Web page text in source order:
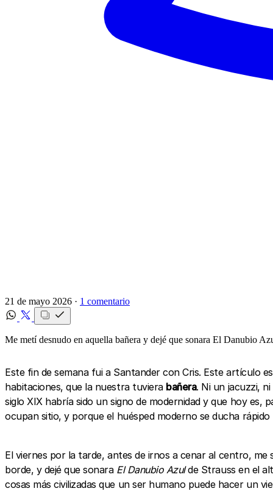
21 de mayo 2026 · 1 comentario
Me metí desnudo en aquella bañera y dejé que sonara El Danubio
Este fin de semana fui a Santander con Cris. Este artículo
habitaciones, que la nuestra tuviera bañera. Ni un jacuzzi,
siglo XIX habría sido un signo de modernidad y que hoy es,
ocupan sitio, y porque el huésped moderno se ducha
El viernes por la tarde, antes de irnos a cenar al centro,
borde, y dejé que sonara El Danubio Azulde Strauss en el
cosas más civilizadas que un ser humano puede hacer un